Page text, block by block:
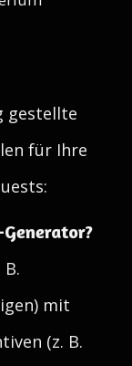
gestellte
für Ihre
mit
(z. B.